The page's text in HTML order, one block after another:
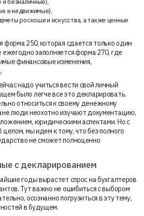
и безналичные),
и недвижимые),
роскоши и искусства, а также ценные
форма 250, которая сдается только один
заполняется форма 270, где
финансовые изменения,
надо учиться вести свой личный
было легче все это декларировать.
относиться к своему денежному
люди неохотно изучают документацию,
юридическими аспектами. Но с
мы идем к тому, что без полного
не сможет полноценно
с декларированием
годы вырастет спрос на бухгалтеров
Тут важно не ошибиться с выбором
осознанно погрузиться в эту тему,
в будущем.